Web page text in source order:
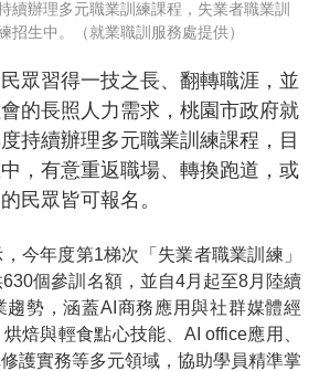
續辦理多元職業訓練課程，失業者職業訓
招生中。（就業職訓服務處提供）
眾習得一技之長、翻轉職涯，並
的長照人力需求，桃園市政府就
持續辦理多元職業訓練課程，目
，有意重返職場、轉換跑道，或
民眾皆可報名。
今年度第1梯次「失業者職業訓練」
個參訓名額，並自4月起至8月陸續
趨勢，涵蓋AI商務應用與社群媒體經
焙與輕食點心技能、AI office應用、
護實務等多元領域，協助學員精準掌